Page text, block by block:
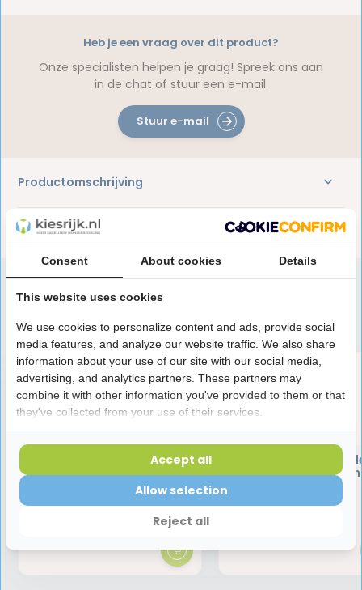
Productomschrijving
Reviews
Heb je een vraag over dit product?
Onze specialisten helpen je graag! Spreek ons aan
in de chat of stuur een e-mail.
Stuur e-mail
Speciaal aanbevolen voor jou
Perio Aid Intensive Care Gel
Tandpasta | 75 ml
Vitis Gezond
Tandpasta | 75
Consent About cookies Details
This website uses cookies
We use cookies to personalize content and ads, provide social
media features, and analyze our website traffic. We also share
information about your use of our site with our social media,
advertising, and analytics partners. These partners may
combine it with other information you've provided to them or that
they've collected from your use of their services.
Reject all
Allow selection
Accept all